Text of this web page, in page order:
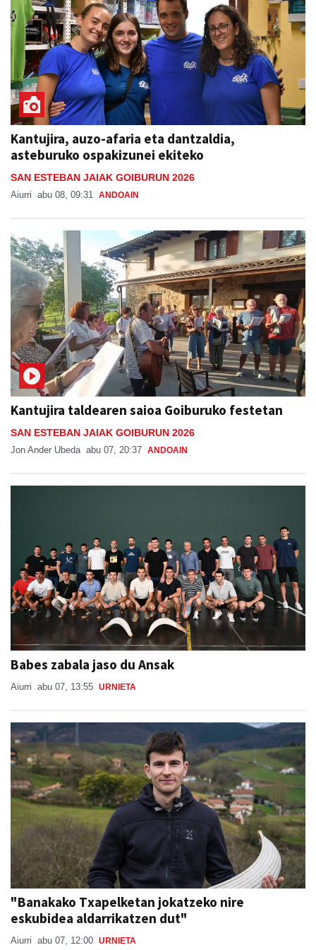
Kantujira, auzo-afaria eta dantzaldia,
asteburuko ospakizunei ekiteko
SAN ESTEBAN JAIAK GOIBURUN 2026
Aiurri abu 08, 09:31 ANDOAIN
Kantujira taldearen saioa Goiburuko festetan
SAN ESTEBAN JAIAK GOIBURUN 2026
Jon Ander Ubeda abu 07, 20:37 ANDOAIN
Babes zabala jaso du Ansak
Aiurri abu 07, 13:55 URNIETA
"Banakako Txapelketan jokatzeko nire
eskubidea aldarrikatzen dut"
Aiurri abu 07, 12:00 URNIETA